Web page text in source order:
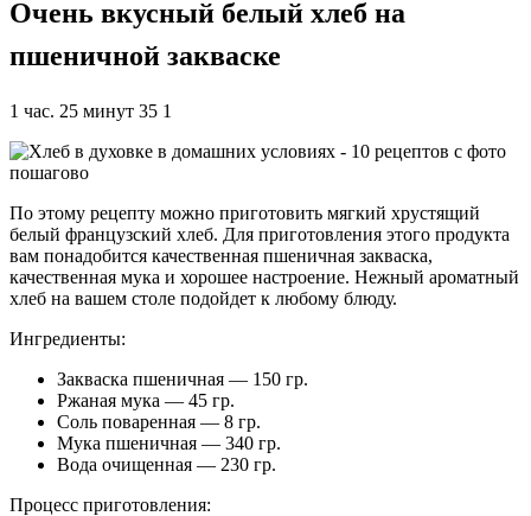
Очень вкусный белый хлеб на
пшеничной закваске
1 час. 25 минут 35 1
По этому рецепту можно приготовить мягкий хрустящий
белый французский хлеб. Для приготовления этого продукта
вам понадобится качественная пшеничная закваска,
качественная мука и хорошее настроение. Нежный ароматный
хлеб на вашем столе подойдет к любому блюду.
Ингредиенты:
Закваска пшеничная — 150 гр.
Ржаная мука — 45 гр.
Соль поваренная — 8 гр.
Мука пшеничная — 340 гр.
Вода очищенная — 230 гр.
Процесс приготовления: